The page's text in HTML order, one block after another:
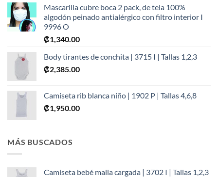
Mascarilla cubre boca 2 pack, de tela 100%
algodón peinado antialérgico con filtro interior I
9996 O
₡1,340.00
Body tirantes de conchita | 3715 I | Tallas 1,2,3
₡2,385.00
Camiseta rib blanca niño | 1902 P | Tallas 4,6,8
₡1,950.00
MÁS BUSCADOS
Camiseta bebé malla cargada | 3702 I | Tallas 1,2,3